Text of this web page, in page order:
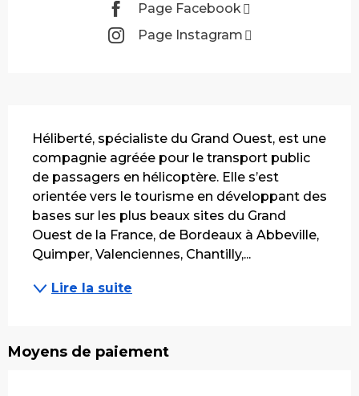
Page Facebook
Page Instagram
Héliberté, spécialiste du Grand Ouest, est une
compagnie agréée pour le transport public
de passagers en hélicoptère. Elle s’est
orientée vers le tourisme en développant des
bases sur les plus beaux sites du Grand
Ouest de la France, de Bordeaux à Abbeville,
Quimper, Valenciennes, Chantilly,...
Lire la suite
Moyens de paiement